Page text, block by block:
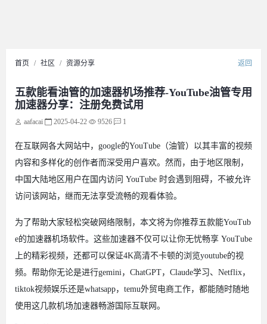
首页 社区 资源分享 返回
五款能看油管的加速器机场推荐-YouTube油管专用
加速器分享：注册免费试用
aafacai 2025-04-22 9526 1
在互联网各大网站中，google的YouTube（油管）以其丰富的视频
内容和多样化的创作者而深受用户喜欢。然而，由于地区限制，
中国大陆地区用户在国内访问 YouTube 时会遇到阻碍，不被允许
访问该网站，继而无法享受流畅的观看体验。
为了帮助大家轻松突破网络限制，本文将为你推荐五款能YouTub
e的加速器机场软件。这些加速器不仅可以让你无忧畅享 YouTube
上的精彩视频，还都可以保证4K高清不卡顿的浏览youtube的视
频。帮助你无论是进行gemini，ChatGPT，Claude学习、Netflix，
tiktok视频娱乐还是whatsapp，temu外贸电商工作，都能随时随地
使用这几款机场加速器畅游国际互联网。